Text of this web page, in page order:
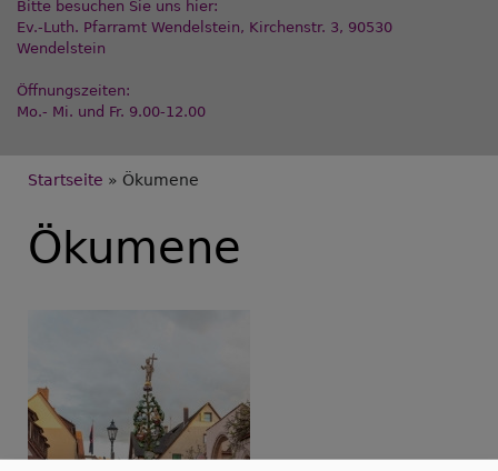
Bitte besuchen Sie uns hier:
Ev.-Luth. Pfarramt Wendelstein, Kirchenstr. 3, 90530
Wendelstein
Öffnungszeiten:
Mo.- Mi. und Fr. 9.00-12.00
Breadcrumb
Startseite Ökumene
Ökumene